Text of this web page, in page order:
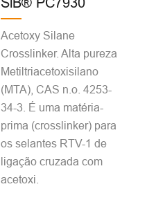
Acetoxy Silane
Crosslinker. Alta pureza
Metiltriacetoxisilano
(MTA), CAS n.o. 4253-
34-3. É uma matéria-
prima (crosslinker) para
os selantes RTV-1 de
ligação cruzada com
acetoxi.